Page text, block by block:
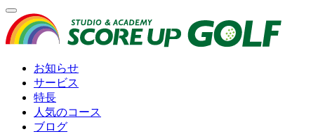
お知らせ
サービス
特長
人気のコース
ブログ